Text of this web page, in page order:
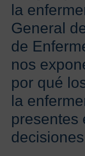
la
General
de
nos
por qué
la
presentes